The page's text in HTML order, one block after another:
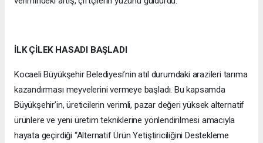
İLK ÇİLEK HASADI BAŞLADI
Kocaeli Büyükşehir Belediyesi’nin atıl durumdaki arazileri tarıma
kazandırması meyvelerini vermeye başladı. Bu kapsamda
Büyükşehir’in, üreticilerin verimli, pazar değeri yüksek alternatif
ürünlere ve yeni üretim tekniklerine yönlendirilmesi amacıyla
hayata geçirdiği “Alternatif Ürün Yetiştiriciliğini Destekleme